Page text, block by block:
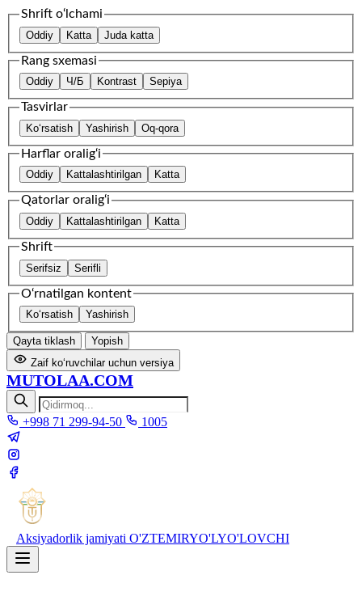
Shrift o‘lchami
Oddiy Katta Juda katta
Rang sxemasi
Oddiy Ч/Б Kontrast Sepiya
Tasvirlar
Ko‘rsatish Yashirish Oq-qora
Harflar oralig‘i
Oddiy Kattalashtirilgan Katta
Qatorlar oralig‘i
Oddiy Kattalashtirilgan Katta
Shrift
Serifsiz Serifli
O‘rnatilgan kontent
Ko‘rsatish Yashirish
Qayta tiklash
Yopish
Zaif ko‘ruvchilar uchun versiya
MUTOLAA.COM
+998 71 299-94-50 1005
Aksiyadorlik jamiyati O'ZTEMIRYO'LYO'LOVCHI